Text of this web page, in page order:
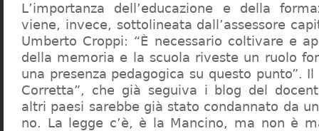
L’importanza dell’educazione e della
viene, invece, sottolineata dall’assessore
Umberto Croppi: “È necessario coltivare e
della memoria e la scuola riveste un ruolo
una presenza pedagogica su questo punto”.
Corretta”, che già seguiva i blog del
altri paesi sarebbe già stato condannato da
no. La legge c’è, è la Mancino, ma non è